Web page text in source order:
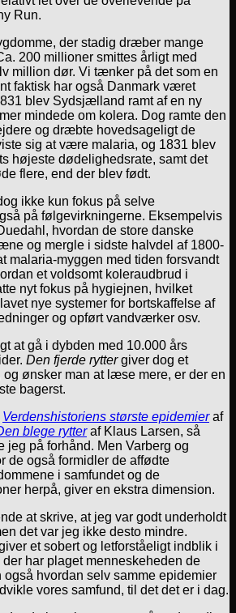
Run.
der stadig dræber mange
200 millioner smittes årligt med
million dør. Vi tænker på det som en
faktisk har også Danmark været
blev Sydsjælland ramt af en ny
mindede om kolera. Dog ramte den
og dræbte hovedsageligt de
sig at være malaria, og 1831 blev
højeste dødelighedsrate, samt det
flere, end der blev født.
ikke kun fokus på selve
på følgevirkningerne. Eksempelvis
hvordan de store danske
og mergle i sidste halvdel af 1800-
malaria-myggen med tiden forsvandt
et voldsomt koleraudbrud i
nyt fokus på hygiejnen, hvilket
nye systemer for bortskaffelse af
og opført vandværker osv.
at gå i dybden med 10.000 års
Den fjerde ryttergiver dog et
og ønsker man at læse mere, er der en
bagerst.
Verdenshistoriens største epidemieraf
blege rytteraf Klaus Larsen, så
jeg på forhånd. Men Varberg og
de også formidler de affødte
i samfundet og de
herpå, giver en ekstra dimension.
at skrive, at jeg var godt underholdt
det var jeg ikke desto mindre.
et sobert og letforståeligt indblik i
har plaget menneskeheden de
også hvordan selv samme epidemier
vores samfund, til det det er i dag.